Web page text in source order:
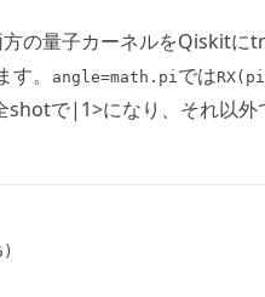
の量子カーネルをQiskitに
。
angle=math.piでは
で|1>になり、それ以